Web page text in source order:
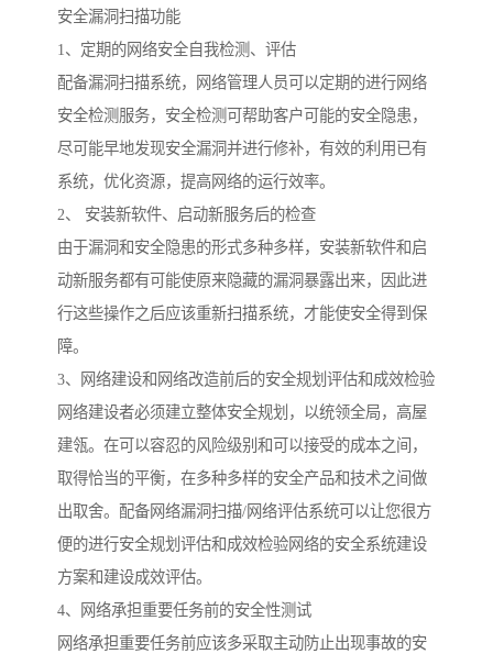
安全漏洞扫描功能
1、定期的网络安全自我检测、评估
配备漏洞扫描系统，网络管理人员可以定期的进行网络
安全检测服务，安全检测可帮助客户可能的安全隐患，
尽可能早地发现安全漏洞并进行修补，有效的利用已有
系统，优化资源，提高网络的运行效率。
2、 安装新软件、启动新服务后的检查
由于漏洞和安全隐患的形式多种多样，安装新软件和启
动新服务都有可能使原来隐藏的漏洞暴露出来，因此进
行这些操作之后应该重新扫描系统，才能使安全得到保
障。
3、网络建设和网络改造前后的安全规划评估和成效检验
网络建设者必须建立整体安全规划，以统领全局，高屋
建瓴。在可以容忍的风险级别和可以接受的成本之间，
取得恰当的平衡，在多种多样的安全产品和技术之间做
出取舍。配备网络漏洞扫描/网络评估系统可以让您很方
便的进行安全规划评估和成效检验网络的安全系统建设
方案和建设成效评估。
4、网络承担重要任务前的安全性测试
网络承担重要任务前应该多采取主动防止出现事故的安